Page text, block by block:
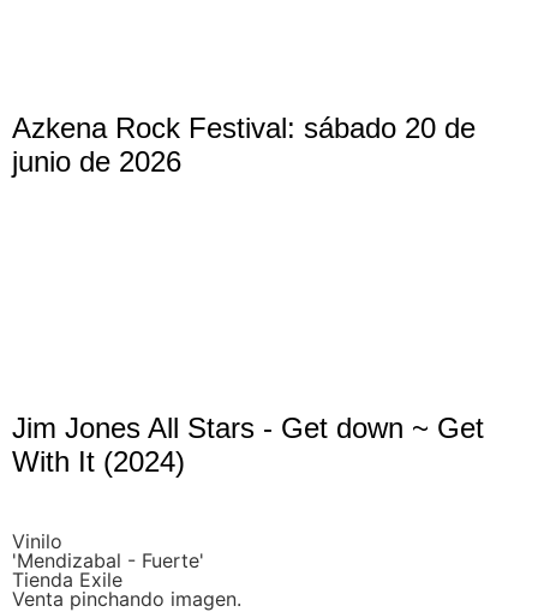
Azkena Rock Festival: sábado 20 de
junio de 2026
Jim Jones All Stars - Get down ~ Get
With It (2024)
Vinilo
'Mendizabal - Fuerte'
Tienda Exile
Venta pinchando imagen.